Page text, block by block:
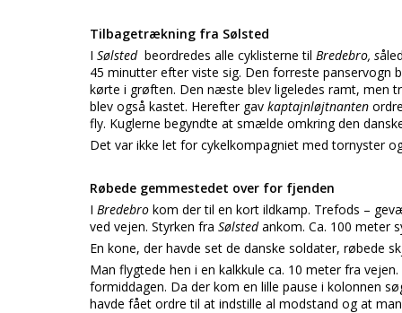
Tilbagetrækning fra Sølsted
I Sølsted beordredes alle cyklisterne til Bredebro, s
45 minutter efter viste sig. Den forreste panservogn
kørte i grøften. Den næste blev ligeledes ramt, men
blev også kastet. Herefter gav kaptajnløjtnanten
fly. Kuglerne begyndte at smælde omkring den
Det var ikke let for cykelkompagniet med tornyster
Røbede gemmestedet over for fjenden
I Bredebro kom der til en kort ildkamp. Trefods –
ved vejen. Styrken fra Sølstedankom. Ca. 100 meter
En kone, der havde set de danske soldater, røbede
Man flygtede hen i en kalkkule ca. 10 meter fra
formiddagen. Da der kom en lille pause i kolonnen
havde fået ordre til at indstille al modstand og at